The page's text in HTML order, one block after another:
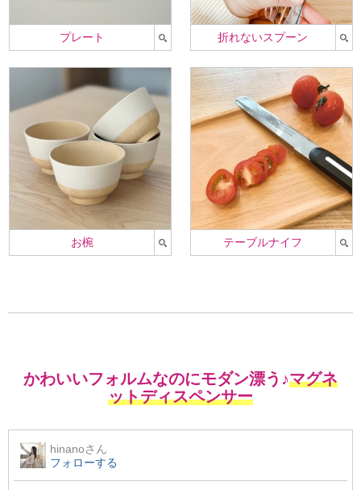
プレート 折れないスプーン
お椀 テーブルナイフ
かわいいフォルムなのにモダン漂う♪マグネ
ットディスペンサー
hinanoさん
フォローする